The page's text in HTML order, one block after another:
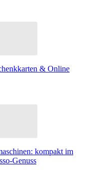
& Online
kompakt im
Genuss